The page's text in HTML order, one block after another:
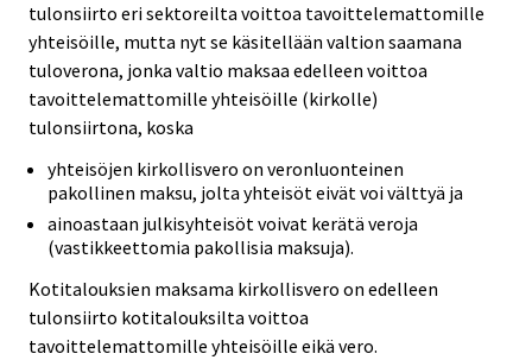
tulonsiirto eri sektoreilta voittoa tavoittelemattomille
yhteisöille, mutta nyt se käsitellään valtion saamana
tuloverona, jonka valtio maksaa edelleen voittoa
tavoittelemattomille yhteisöille (kirkolle)
tulonsiirtona, koska
yhteisöjen kirkollisvero on veronluonteinen
pakollinen maksu, jolta yhteisöt eivät voi välttyä ja
ainoastaan julkisyhteisöt voivat kerätä veroja
(vastikkeettomia pakollisia maksuja).
Kotitalouksien maksama kirkollisvero on edelleen
tulonsiirto kotitalouksilta voittoa
tavoittelemattomille yhteisöille eikä vero.